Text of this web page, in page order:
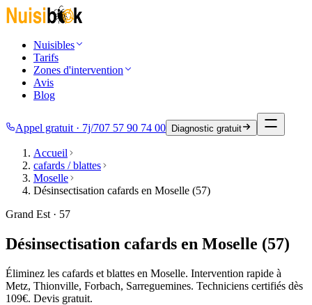
Nuisibles
Tarifs
Zones d'intervention
Avis
Blog
Appel gratuit · 7j/707 57 90 74 00 Diagnostic gratuit
Accueil
cafards / blattes
Moselle
Désinsectisation cafards en Moselle (57)
Grand Est · 57
Désinsectisation cafards en Moselle (57)
Éliminez les cafards et blattes en Moselle. Intervention rapide à
Metz, Thionville, Forbach, Sarreguemines. Techniciens certifiés dès
109€. Devis gratuit.